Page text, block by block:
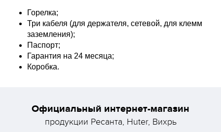
Горелка;
Три кабеля (для держателя, сетевой, для клемм
заземления);
Паспорт;
Гарантия на 24 месяца;
Коробка.
Официальный интернет-магазин
продукции Ресанта, Huter, Вихрь